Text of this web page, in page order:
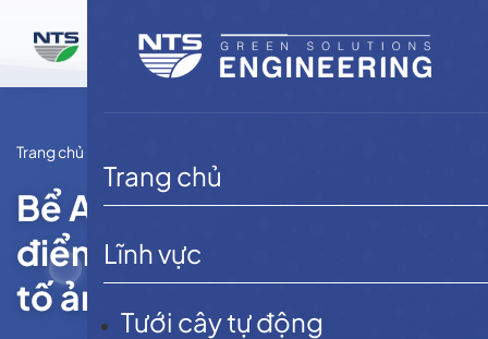
Trang chủ
Lĩnh vực
Tưới cây tự động
dung
Trang chủ
Bể Aerotank là gì? Đặc
điểm, cấu tạo và các yếu
tố ảnh hưởng